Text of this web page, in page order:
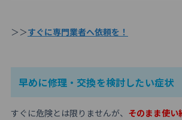
＞＞すぐに専門業者へ依頼を！
早めに修理・交換を検討したい症状
すぐに危険とは限りませんが、 そのまま使い